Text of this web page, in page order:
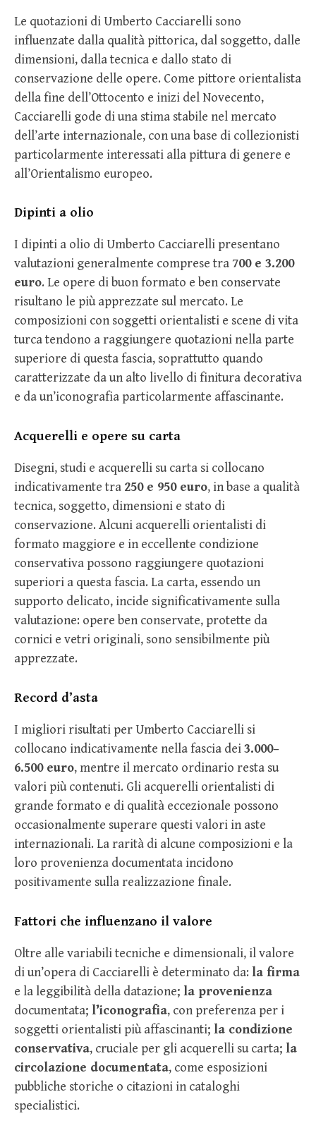
Le quotazioni di Umberto Cacciarelli sono
influenzate dalla qualità pittorica, dal soggetto, dalle
dimensioni, dalla tecnica e dallo stato di
conservazione delle opere. Come pittore orientalista
della fine dell’Ottocento e inizi del Novecento,
Cacciarelli gode di una stima stabile nel mercato
dell’arte internazionale, con una base di collezionisti
particolarmente interessati alla pittura di genere e
all’Orientalismo europeo.
Dipinti a olio
I dipinti a olio di Umberto Cacciarelli presentano
valutazioni generalmente comprese tra 700 e 3.200
euro. Le opere di buon formato e ben conservate
risultano le più apprezzate sul mercato. Le
composizioni con soggetti orientalisti e scene di vita
turca tendono a raggiungere quotazioni nella parte
superiore di questa fascia, soprattutto quando
caratterizzate da un alto livello di finitura decorativa
e da un’iconografia particolarmente affascinante.
Acquerelli e opere su carta
Disegni, studi e acquerelli su carta si collocano
indicativamente tra 250 e 950 euro, in base a qualità
tecnica, soggetto, dimensioni e stato di
conservazione. Alcuni acquerelli orientalisti di
formato maggiore e in eccellente condizione
conservativa possono raggiungere quotazioni
superiori a questa fascia. La carta, essendo un
supporto delicato, incide significativamente sulla
valutazione: opere ben conservate, protette da
cornici e vetri originali, sono sensibilmente più
apprezzate.
Record d’asta
I migliori risultati per Umberto Cacciarelli si
collocano indicativamente nella fascia dei3.000–
6.500 euro, mentre il mercato ordinario resta su
valori più contenuti. Gli acquerelli orientalisti di
grande formato e di qualità eccezionale possono
occasionalmente superare questi valori in aste
internazionali. La rarità di alcune composizioni e la
loro provenienza documentata incidono
positivamente sulla realizzazione finale.
Fattori che influenzano il valore
Oltre alle variabili tecniche e dimensionali, il valore
di un’opera di Cacciarelli è determinato da: la firma
e la leggibilità della datazione; la provenienza
documentata; l’iconografia, con preferenza per i
soggetti orientalisti più affascinanti; la condizione
conservativa, cruciale per gli acquerelli su carta; la
circolazione documentata, come esposizioni
pubbliche storiche o citazioni in cataloghi
specialistici.